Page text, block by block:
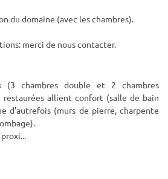
du domaine (avec les chambres).
merci de nous contacter.
(3 chambres double et 2 chambres
allient confort (salle de bain
d'autrefois (murs de pierre, charpente
...